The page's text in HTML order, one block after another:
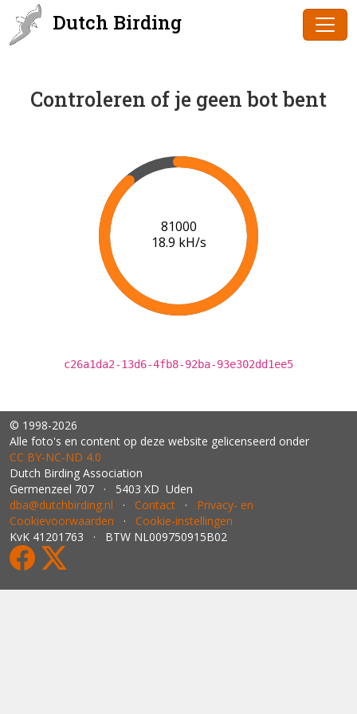
Dutch Birding
Controleren of je geen bot bent
83000
19.1 kH/s
c26a1da2-13d6-4fb8-92ba-93e302dd1ee5
© 1998-2026
Alle foto's en content op deze website gelicenseerd onder
CC BY‑NC‑ND 4.0
Dutch Birding Association
Germenzeel 707 · 5403 XD Uden
dba@dutchbirding.nl · Contact · Privacy- en
Cookievoorwaarden · Cookie-instellingen
KvK 41201763 · BTW NL009750915B02